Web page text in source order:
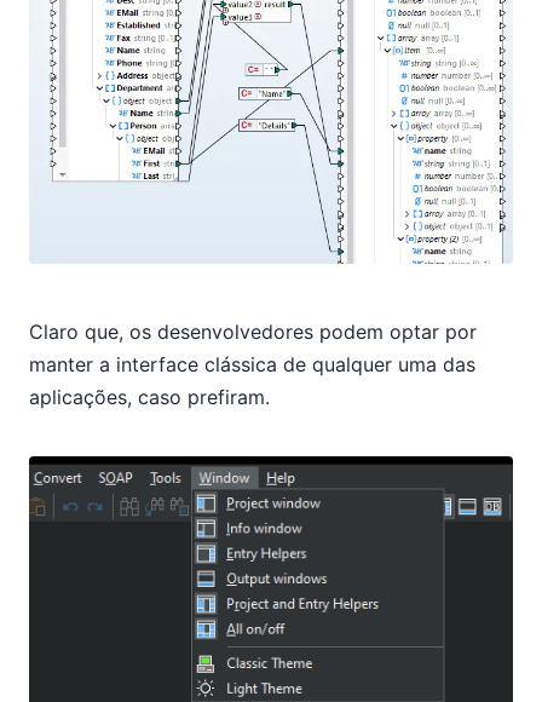
Claro que, os desenvolvedores podem optar por
manter a interface clássica de qualquer uma das
aplicações, caso prefiram.